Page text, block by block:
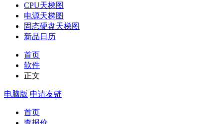
CPU天梯图
电源天梯图
固态硬盘天梯图
新品日历
首页
软件
正文
电脑版 申请友链
首页